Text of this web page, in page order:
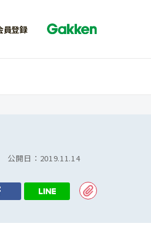
員登録
公開日： 2019.11.14